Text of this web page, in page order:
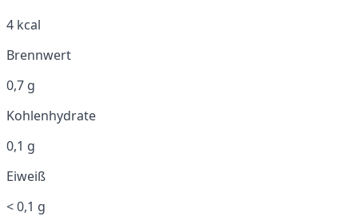
4 kcal
Brennwert
0,7 g
Kohlenhydrate
0,1 g
Eiweiß
< 0,1 g